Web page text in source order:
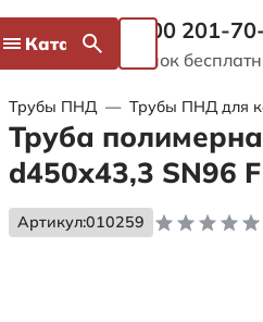
Каталог 8 800 201-
Звонок
Трубы ПНД — Трубы ПНД для
Труба
d450х43,3 SN96
Артикул:010259